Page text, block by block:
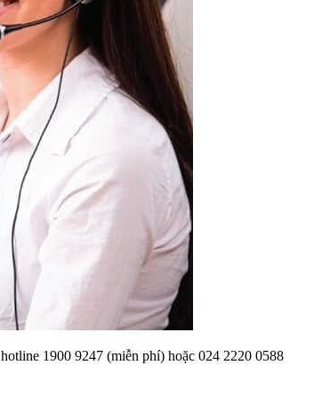
1900 9247 (miễn phí) hoặc 024 2220 0588